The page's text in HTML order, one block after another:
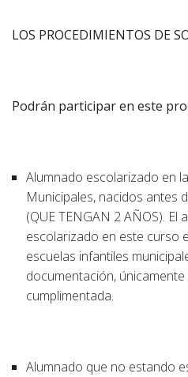
LOS PROCEDIMIENTOS DE
Podrán participar en este
Alumnado escolarizado en
Municipales, nacidos antes
(QUE TENGAN 2 AÑOS). El
escolarizado en este curso
escuelas infantiles
documentación,
cumplimentada.
Alumnado que no estando